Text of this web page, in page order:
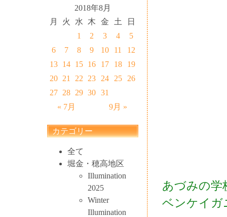
2018年8月
月
火 水 木 金 土 日
« 7月 9月 »
1 2 3 4
5
6
7 8 9 10 11
12
13 14 15 16 17 18
19
20 21 22 23 24 25
26
27 28 29 30 31
カテゴリー
全て
堀金・穂高地区
Illumination
2025
Winter
Illumination
あづみの学
ベンケイガ